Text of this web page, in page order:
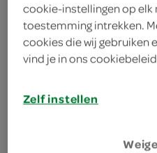
2 teentjes knoflook
1 ui
100 milliliter olijfolie
cookie-instellingen op elk
toestemming intrekken.
cookies die wij gebruiken
vind je in ons
Zelf instellen